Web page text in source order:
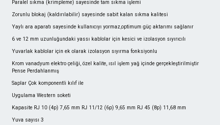
Paralel sıkma (krimpleme) sayesinde tam sıkma işlemi
Zorunlu blokaj (kaldırılabilir) sayesinde sabit kalan sıkma kalitesi
Yaylı ara aparatı sayesinde kullanıcıyı yormaz,optimum güç aktarımı sağlanır
6 ve 12 mm uzunluğundaki yassı kablolar için kesici ve izolasyon sıyırıcılı
Yuvarlak kablolar için ek olarak izolasyon sıyırma fonksiyonlu
Krom vanadyum elektro çeliği, özel kalite, ısıl işlem yağ içinde gerçekleştirilmiştir
Pense Perdahlanmış
Saplar Çok komponentli kılıf ile
Uygulama Western soketi
Kapasite RJ 10 (4p) 7,65 mm RJ 11/12 (6p) 9,65 mm RJ 45 (8p) 11,68 mm
Yuva sayısı 3